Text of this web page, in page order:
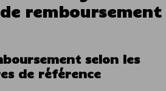
remboursement
selon les
de référence